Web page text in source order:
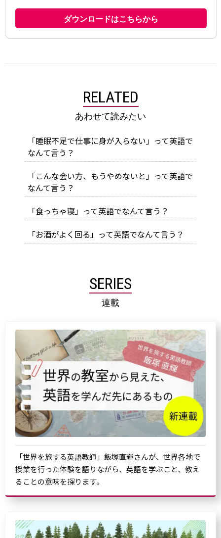
RELATED
あわせて読みたい
「睡眠不足で仕事に身が入らない」って英語で
なんて言う？
「こんな会い方、もうやめないと」って英語で
なんて言う？
「食っちゃ寝」って英語でなんて言う？
「お酒がよく回る」って英語でなんて言う？
SERIES
連載
「世界を旅する英語教師」飯塚直輝さんが、世界各地で
授業を行った体験を語りながら、英語を学ぶこと、教え
ることの意味を探ります。